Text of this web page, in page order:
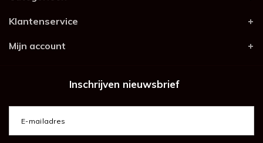
Klantenservice
Mijn account
Inschrijven nieuwsbrief